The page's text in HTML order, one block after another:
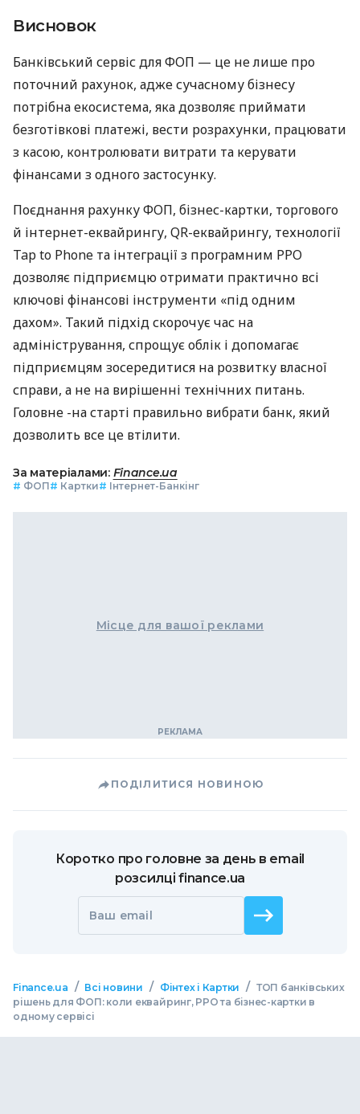
Висновок
Банківський сервіс для ФОП — це не лише про
поточний рахунок, адже сучасному бізнесу
потрібна екосистема, яка дозволяє приймати
безготівкові платежі, вести розрахунки, працювати
з касою, контролювати витрати та керувати
фінансами з одного застосунку.
Поєднання рахунку ФОП, бізнес-картки, торгового
й інтернет-еквайрингу, QR-еквайрингу, технології
Tap to Phone та інтеграції з програмним РРО
дозволяє підприємцю отримати практично всі
ключові фінансові інструменти «під одним
дахом». Такий підхід скорочує час на
адміністрування, спрощує облік і допомагає
підприємцям зосередитися на розвитку власної
справи, а не на вирішенні технічних питань.
Головне -на старті правильно вибрати банк, який
дозволить все це втілити.
За матеріалами: Finance.ua
# ФОП# Картки# Інтернет-Банкінг
Місце для вашої реклами
ПОДІЛИТИСЯ НОВИНОЮ
Коротко про головне за день в email
розсилці finance.ua
Ваш email
Finance.ua / Всі новини / Фінтех і Картки / ТОП банківських
рішень для ФОП: коли еквайринг, РРО та бізнес-картки в
одному сервісі